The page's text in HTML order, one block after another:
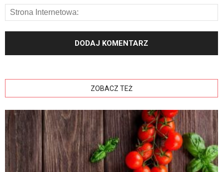
ZOBACZ TEŻ